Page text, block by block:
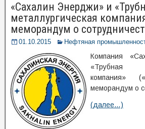
«Сахалин Энерджи» и
металлургическая
меморандум о
01.10.2015 Нефтяная
Компания
«Трубная
компания»
меморандум о
(далее…)